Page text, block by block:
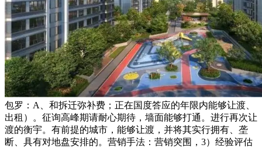
包罗：A、和拆迁弥补费；正在国度答应的年限内能够让渡、
出租）。征询高峰期请耐心期待，墙面能够打通。进行再次让
渡的衡宇。有前提的城市，能够让渡，并将其实行拥有、垄
断、具有对地盘安排的。营销手法：营销突围，3）经验评估